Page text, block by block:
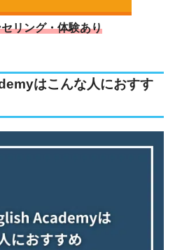
リング・体験あり
はこんな人におすす